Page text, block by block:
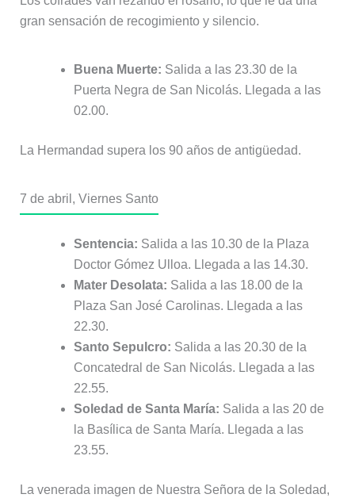
gran sensación de recogimiento y silencio.
Buena Muerte: Salida a las 23.30 de la
Puerta Negra de San Nicolás. Llegada a las
02.00.
La Hermandad supera los 90 años de antigüedad.
7 de abril, Viernes Santo
Sentencia: Salida a las 10.30 de la Plaza
Doctor Gómez Ulloa. Llegada a las 14.30.
Mater Desolata: Salida a las 18.00 de la
Plaza San José Carolinas. Llegada a las
22.30.
Santo Sepulcro: Salida a las 20.30 de la
Concatedral de San Nicolás. Llegada a las
22.55.
Soledad de Santa María: Salida a las 20 de
la Basílica de Santa María. Llegada a las
23.55.
La venerada imagen de Nuestra Señora de la Soledad,